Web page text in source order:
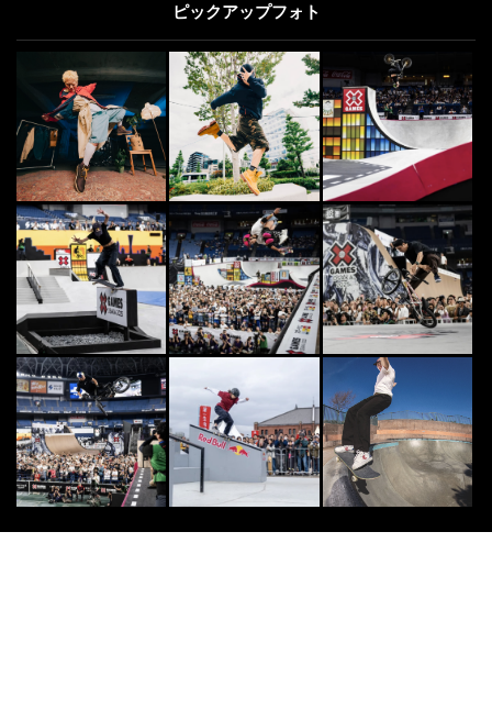
G...
FREESTYLE
元祖フリースタイルフットボーラ
ー“Mr.woo”のレベルが神の域！
2014.8.18
6 DANCE
KAZANEプロデュース！女性限定ハ
ウスダンスバトル「REBEL PETA
L」が...
2026.5.13
7
日本最大級のアクションスポーツマ
ガジン | FINEPLAY [ファインプレ
ー]
2021.1.15
5
6
ピックアップフォト